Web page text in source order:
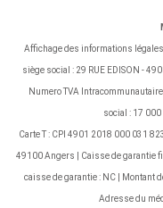
Affichage des informations
siège social : 29 RUE EDISON -
Numero TVA
social : 17 000
Carte T : CPI 4901 2018 000 031
49100 Angers | Caisse de garantie
caisse de garantie : NC | Montant
Adresse du